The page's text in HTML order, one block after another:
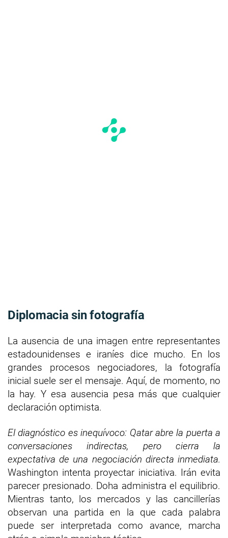
Diplomacia sin fotografía
La ausencia de una imagen entre representantes
estadounidenses e iraníes dice mucho. En los
grandes procesos negociadores, la fotografía
inicial suele ser el mensaje. Aquí, de momento, no
la hay. Y esa ausencia pesa más que cualquier
declaración optimista.
El diagnóstico es inequívoco: Qatar abre la puerta a
conversaciones indirectas, pero cierra la
expectativa de una negociación directa inmediata.
Washington intenta proyectar iniciativa. Irán evita
parecer presionado. Doha administra el equilibrio.
Mientras tanto, los mercados y las cancillerías
observan una partida en la que cada palabra
puede ser interpretada como avance, marcha